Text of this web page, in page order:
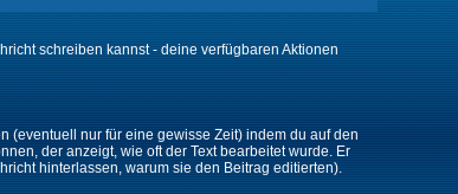
schreiben kannst - deine verfügbaren Aktionen
(eventuell nur für eine gewisse Zeit) indem du auf den
der anzeigt, wie oft der Text bearbeitet wurde. Er
hinterlassen, warum sie den Beitrag editierten).